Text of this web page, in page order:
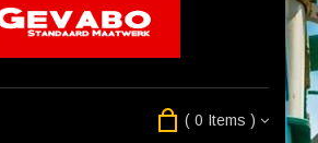
( 0 Items )